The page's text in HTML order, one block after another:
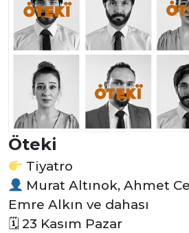
Öteki
Tiyatro
Murat Altınok, Ahmet
Emre Alkın ve dahası
🗓 23 Kasım Pazar